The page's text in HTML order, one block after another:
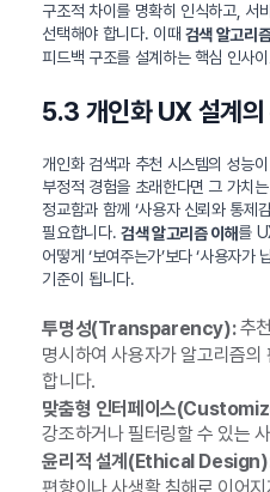
구조적 차이를 명확히 인식하고, 서
선택해야 합니다. 이때 검색 알고리
피드백 구조를 설계하는 핵심 인사
5.3 개인화 UX 설계의
개인화 검색과 추천 시스템의 성능
부정적 경험을 초래한다면 그 가치
정교함과 함께 ‘사용자 신뢰와 통제
필요합니다. 검색 알고리즘 이해를
어떻게 ‘보여주는가’보다 ‘사용자가
기준이 됩니다.
투명성(Transparency):추
명시하여 사용자가 알고리즘
합니다.
맞춤형 인터페이스
강조하거나 필터링할 수 있는
윤리적 설계(Ethical